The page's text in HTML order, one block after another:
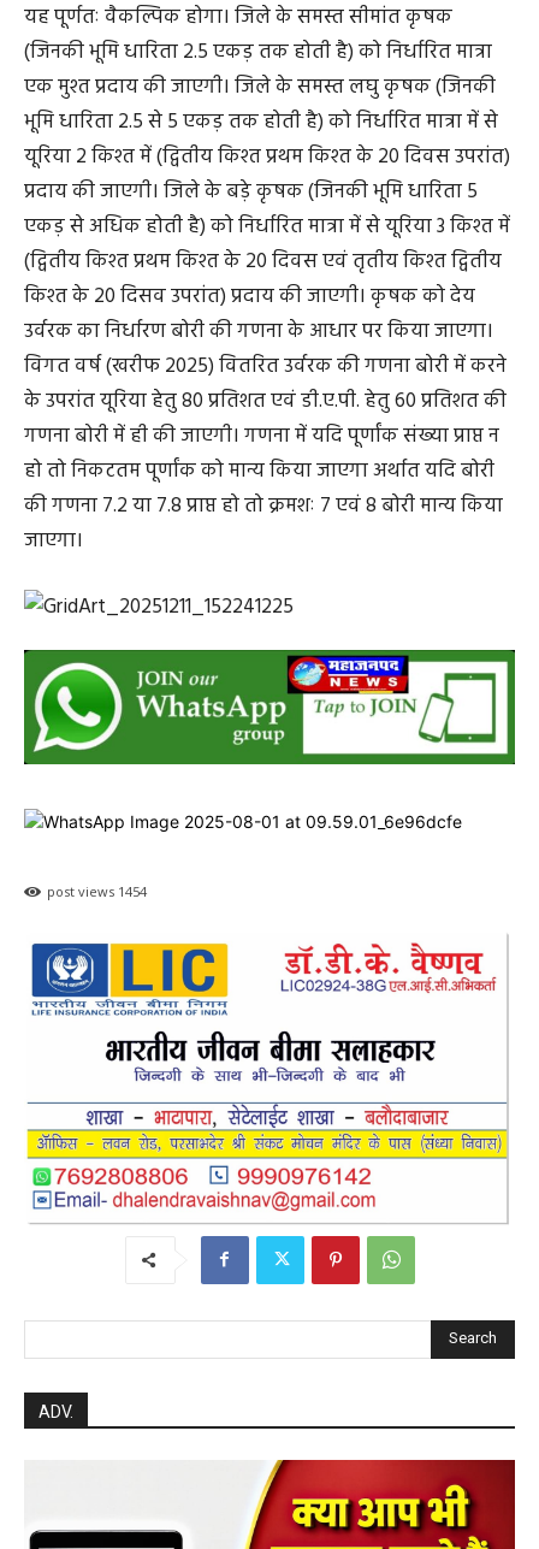
यह पूर्णतः वैकल्पिक होगा। जिले के समस्त सीमांत कृषक
(जिनकी भूमि धारिता 2.5 एकड़ तक होती है) को निर्धारित मात्रा
एक मुश्त प्रदाय की जाएगी। जिले के समस्त लघु कृषक (जिनकी
भूमि धारिता 2.5 से 5 एकड़ तक होती है) को निर्धारित मात्रा में से
यूरिया 2 किश्त में (द्वितीय किश्त प्रथम किश्त के 20 दिवस उपरांत)
प्रदाय की जाएगी। जिले के बड़े कृषक (जिनकी भूमि धारिता 5
एकड़ से अधिक होती है) को निर्धारित मात्रा में से यूरिया 3 किश्त में
(द्वितीय किश्त प्रथम किश्त के 20 दिवस एवं तृतीय किश्त द्वितीय
किश्त के 20 दिसव उपरांत) प्रदाय की जाएगी। कृषक को देय
उर्वरक का निर्धारण बोरी की गणना के आधार पर किया जाएगा।
विगत वर्ष (खरीफ 2025) वितरित उर्वरक की गणना बोरी में करने
के उपरांत यूरिया हेतु 80 प्रतिशत एवं डी.ए.पी. हेतु 60 प्रतिशत की
गणना बोरी में ही की जाएगी। गणना में यदि पूर्णांक संख्या प्राप्त न
हो तो निकटतम पूर्णांक को मान्य किया जाएगा अर्थात यदि बोरी
की गणना 7.2 या 7.8 प्राप्त हो तो क्रमशः 7 एवं 8 बोरी मान्य किया
जाएगा।
post views 1454
Search
ADV.